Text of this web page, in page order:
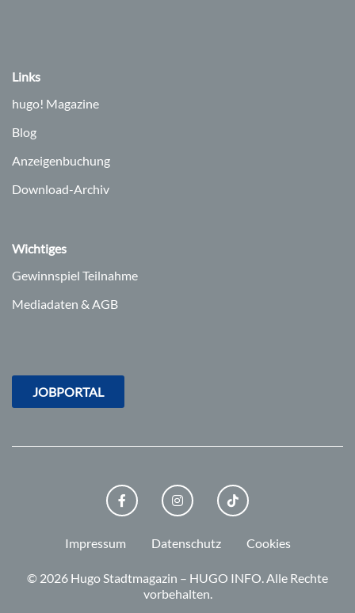
Links
hugo! Magazine
Blog
Anzeigenbuchung
Download-Archiv
Wichtiges
Gewinnspiel Teilnahme
Mediadaten & AGB
JOBPORTAL
FACEBOOKINSTAGRAMTIKTOK
Impressum Datenschutz Cookies
© 2026 Hugo Stadtmagazin – HUGO INFO.Alle Rechte
vorbehalten.